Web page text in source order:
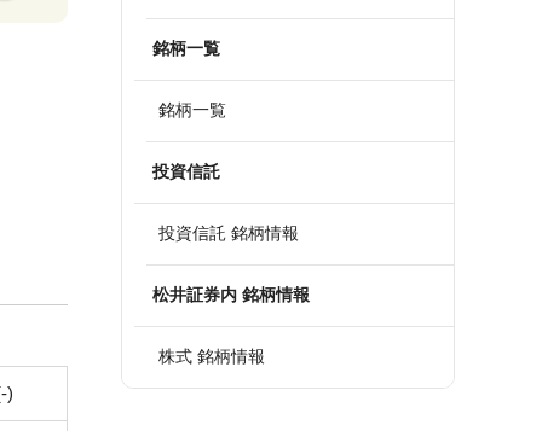
)
銘柄一覧
銘柄一覧
投資信託
投資信託 銘柄情報
松井証券内 銘柄情報
株式 銘柄情報